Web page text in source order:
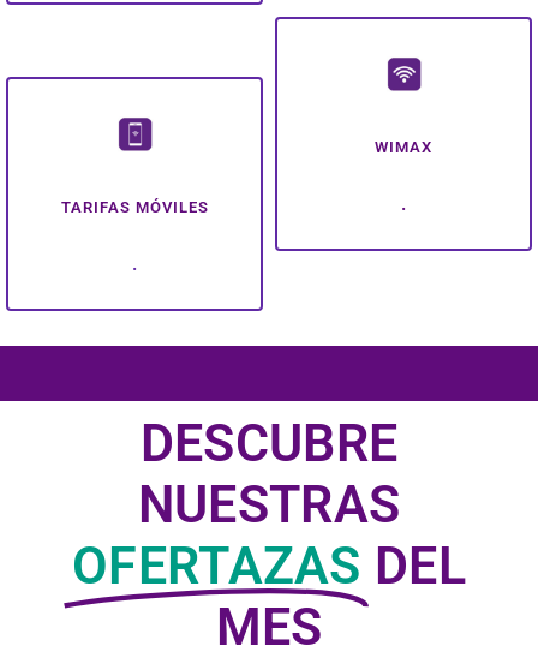
TARIFAS MÓVILES
.
WIMAX
.
DESCUBRE
NUESTRAS
OFERTAZAS DEL
MES